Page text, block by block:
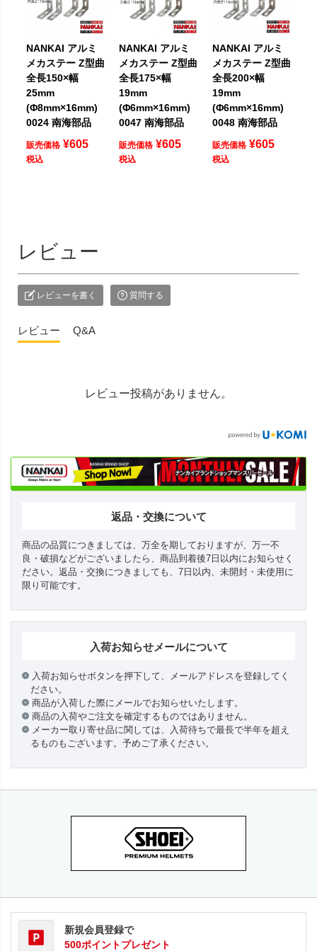
NANKAI アルミ
メカステー Z型曲
全長150×幅
25mm
(Φ8mm×16mm)
0024 南海部品
販売価格 ¥605
税込
NANKAI アルミ
メカステー Z型曲
全長175×幅
19mm
(Φ6mm×16mm)
0047 南海部品
販売価格 ¥605
税込
NANKAI アルミ
メカステー Z型曲
全長200×幅
19mm
(Φ6mm×16mm)
0048 南海部品
販売価格 ¥605
税込
レビュー
レビューを書く 質問する
レビュー Q&A
レビュー投稿がありません。
返品・交換について
商品の品質につきましては、万全を期しておりますが、万一不
良・破損などがございましたら、商品到着後7日以内にお知らせく
ださい。返品・交換につきましても、7日以内、未開封・未使用に
限り可能です。
入荷お知らせメールについて
入荷お知らせボタンを押下して、メールアドレスを登録してく
ださい。
商品が入荷した際にメールでお知らせいたします。
商品の入荷やご注文を確定するものではありません。
メーカー取り寄せ品に関しては、入荷待ちで最長で半年を超え
るものもございます。予めご了承ください。
新規会員登録で
500ポイントプレゼント